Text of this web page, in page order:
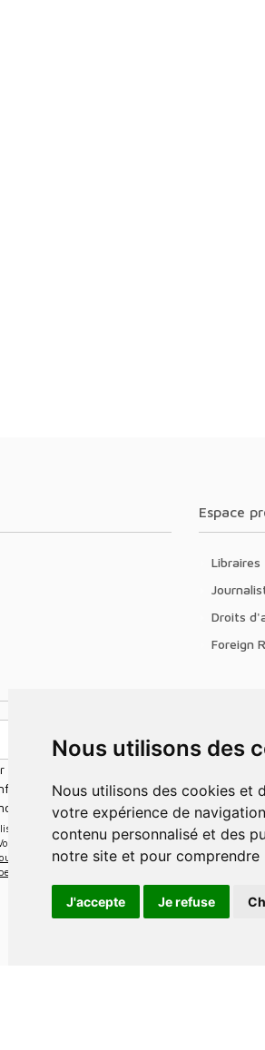
Nous utilisons des
Nous utilisons des cookies et d'autres technologies de suivi pour améliorer
votre expérience de
contenu personnalisé et des
notre site et pour
J'accepte Je refuse
Espace
Libraires
Droits
Foreign
recevoir nos nouvelles offres,
sur les ventes et les
pouvez vous désinscrire à tout moment.
ici notre politique de protection de vos